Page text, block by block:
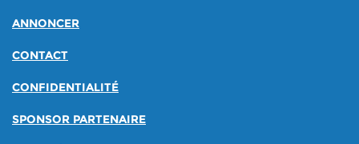
ANNONCER
CONTACT
CONFIDENTIALITÉ
SPONSOR PARTENAIRE